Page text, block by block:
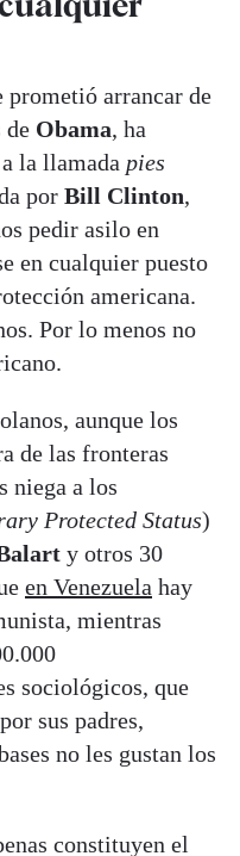
prometió arrancar de
de Obama, ha
la llamada pies
por Bill Clinton,
pedir asilo en
en cualquier puesto
americana.
Por lo menos no
aunque los
de las fronteras
niega a los
Protected Status)
y otros 30
en Venezuela hay
mientras
sociológicos, que
sus padres,
no les gustan los
constituyen el